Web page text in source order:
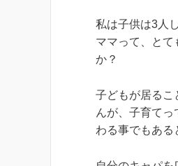
私は子供は3人
ママって、とて
か？
子どもが居るこ
んが、子育て
わる事でもある